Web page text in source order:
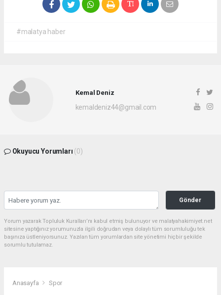
#malatya haber
Kemal Deniz
kemaldeniz44@gmail.com
Okuyucu Yorumları (0)
Gönder
Yorum yazarak Topluluk Kuralları’nı kabul etmiş bulunuyor ve malatyahakimiyet.net
sitesine yaptığınız yorumunuzla ilgili doğrudan veya dolaylı tüm sorumluluğu tek
başınıza üstleniyorsunuz. Yazılan tüm yorumlardan site yönetimi hiçbir şekilde
sorumlu tutulamaz.
Anasayfa Spor